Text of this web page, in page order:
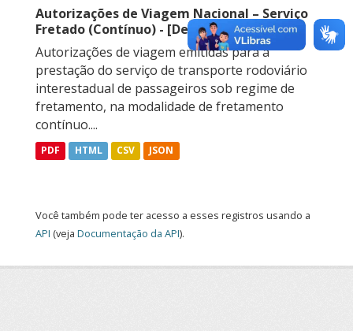
Autorizações de Viagem Nacional – Serviço
Fretado (Contínuo) - [Descontinuado]
Autorizações de viagem emitidas para a
prestação do serviço de transporte rodoviário
interestadual de passageiros sob regime de
fretamento, na modalidade de fretamento
contínuo....
PDF HTML CSV JSON
Você também pode ter acesso a esses registros usando a
API (veja Documentação da API).